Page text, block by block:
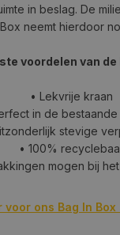
in beslag. De
neemt hierdoor
voordelen van de
• Lekvrije kraan
in de
stevige
• 100%
mogen bij
voor ons Bag In